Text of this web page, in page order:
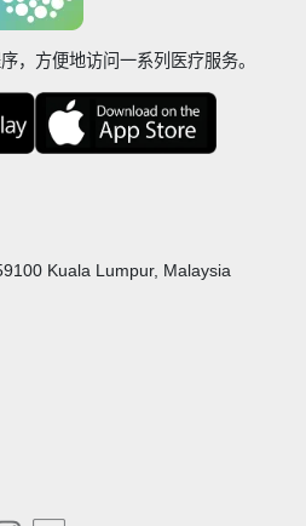
，方便地访问一系列医疗服务。
Kuala Lumpur, Malaysia